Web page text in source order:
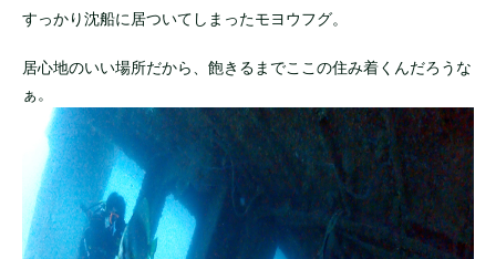
すっかり沈船に居ついてしまったモヨウフグ。
居心地のいい場所だから、飽きるまでここの住み着くんだろうな
ぁ。